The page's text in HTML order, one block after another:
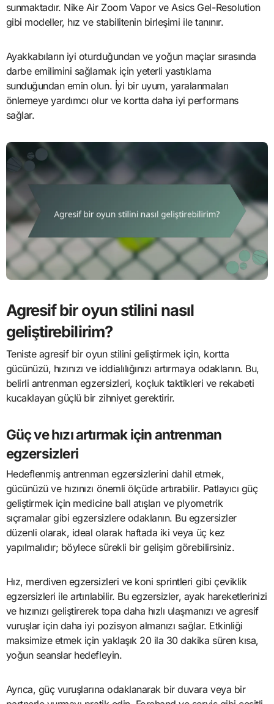
sunmaktadır. Nike Air Zoom Vapor ve Asics Gel-Resolution
gibi modeller, hız ve stabilitenin birleşimi ile tanınır.
Ayakkabıların iyi oturduğundan ve yoğun maçlar sırasında
darbe emilimini sağlamak için yeterli yastıklama
sunduğundan emin olun. İyi bir uyum, yaralanmaları
önlemeye yardımcı olur ve kortta daha iyi performans
sağlar.
Agresif bir oyun stilini nasıl
geliştirebilirim?
Teniste agresif bir oyun stilini geliştirmek için, kortta
gücünüzü, hızınızı ve iddialılığınızı artırmaya odaklanın. Bu,
belirli antrenman egzersizleri, koçluk taktikleri ve rekabeti
kucaklayan güçlü bir zihniyet gerektirir.
Güç ve hızı artırmak için antrenman
egzersizleri
Hedeflenmiş antrenman egzersizlerini dahil etmek,
gücünüzü ve hızınızı önemli ölçüde artırabilir. Patlayıcı güç
geliştirmek için medicine ball atışları ve plyometrik
sıçramalar gibi egzersizlere odaklanın. Bu egzersizler
düzenli olarak, ideal olarak haftada iki veya üç kez
yapılmalıdır; böylece sürekli bir gelişim görebilirsiniz.
Hız, merdiven egzersizleri ve koni sprintleri gibi çeviklik
egzersizleri ile artırılabilir. Bu egzersizler, ayak hareketlerinizi
ve hızınızı geliştirerek topa daha hızlı ulaşmanızı ve agresif
vuruşlar için daha iyi pozisyon almanızı sağlar. Etkinliği
maksimize etmek için yaklaşık 20 ila 30 dakika süren kısa,
yoğun seanslar hedefleyin.
Ayrıca, güç vuruşlarına odaklanarak bir duvara veya bir